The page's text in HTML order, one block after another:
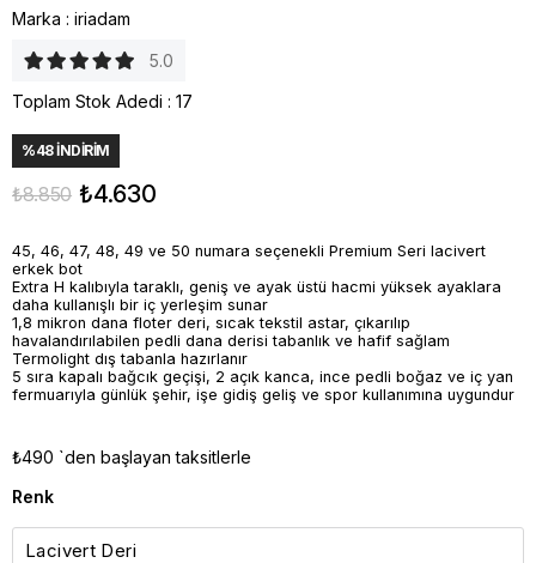
Marka : iriadam
5.0
Toplam Stok Adedi : 17
%48İNDIRIM
₺8.850 ₺4.630
45, 46, 47, 48, 49 ve 50 numara seçenekli Premium Seri lacivert
erkek bot
Extra H kalıbıyla taraklı, geniş ve ayak üstü hacmi yüksek ayaklara
daha kullanışlı bir iç yerleşim sunar
1,8 mikron dana floter deri, sıcak tekstil astar, çıkarılıp
havalandırılabilen pedli dana derisi tabanlık ve hafif sağlam
Termolight dış tabanla hazırlanır
5 sıra kapalı bağcık geçişi, 2 açık kanca, ince pedli boğaz ve iç yan
fermuarıyla günlük şehir, işe gidiş geliş ve spor kullanımına uygundur
₺490 `den başlayan taksitlerle
Renk